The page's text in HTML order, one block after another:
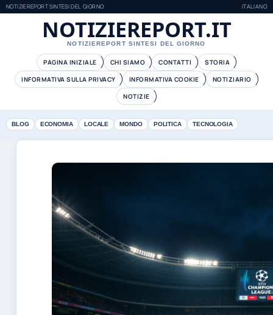
NOTIZIEREPORT SINTESI DEL GIORNO ITALIANO
NOTIZIEREPORT.IT
NOTIZIEREPORT SINTESI DEL GIORNO
PAGINA INIZIALE CHI SIAMO CONTATTI
STORIA
INFORMATIVA SULLA PRIVACY
INFORMATIVA COOKIE
NOTIZIARIO
NOTIZIE
BLOG ECONOMIA LOCALE MONDO POLITICA TECNOLOGIA